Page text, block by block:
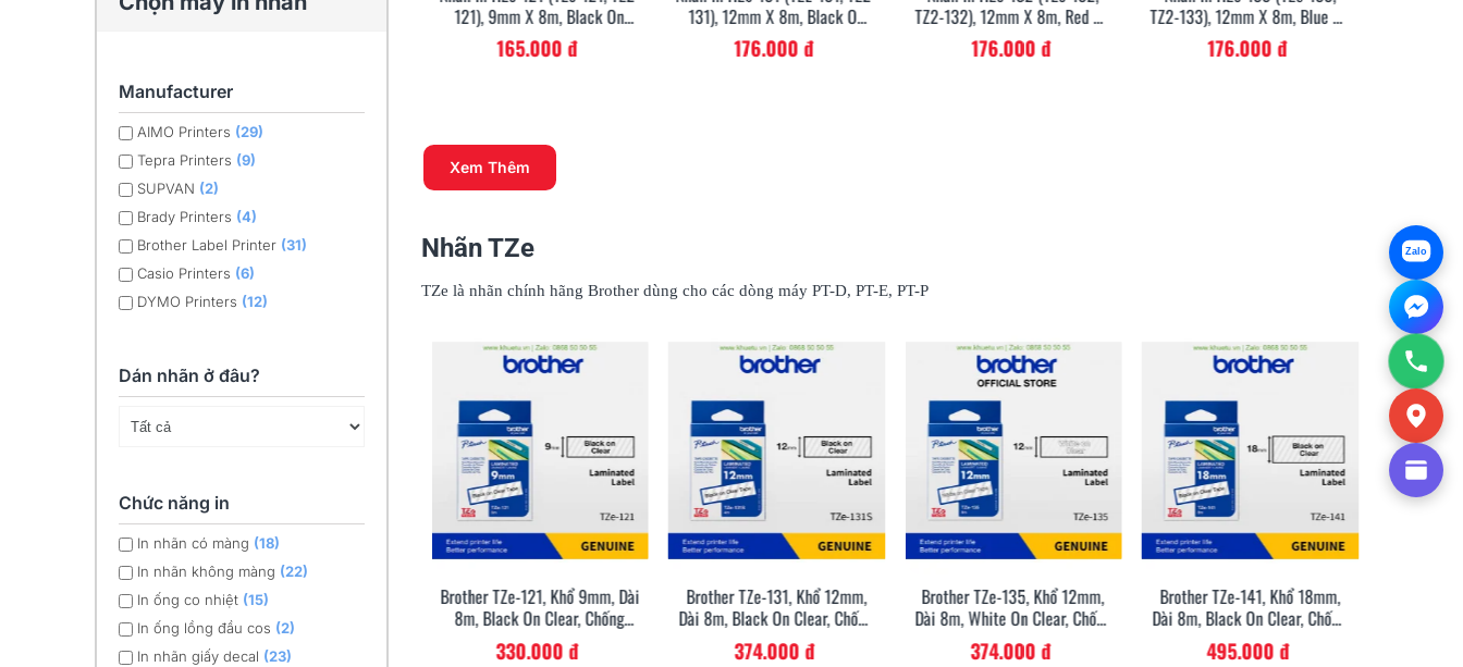
Manufacturer
AIMO Printers (29)
Tepra Printers (9)
SUPVAN (2)
Brady Printers (4)
Brother Label Printer (31)
Casio Printers (6)
DYMO Printers (12)
Dán nhãn ở đâu?
Chức năng in
In nhãn có màng (18)
In nhãn không màng (22)
In ống co nhiệt (15)
In ống lồng đầu cos (2)
In nhãn giấy decal (23)
111), 6mm X 8m, Black On
121), 9mm X 8m, Black On
Clear
165.000 đ
131), 12mm X 8m, Black On
Clear
176.000 đ
TZ2-132), 12mm X 8m, Red On
Clear
176.000 đ
TZ2-133), 12mm X 8m, Blue On
Clear
176.000 đ
Xem Thêm
Nhãn TZe
TZe là nhãn chính hãng Brother dùng cho các dòng máy PT-D, PT-E, PT-P
Brother TZe-111, Khổ 6mm, Dài
8m, Black On Clear, Chống
Thấm Nước
297.000 đ
Xem Nhanh
Brother TZe-121, Khổ 9mm, Dài
8m, Black On Clear, Chống
Thấm Nước
330.000 đ
Xem Nhanh
Brother TZe-131, Khổ 12mm,
Dài 8m, Black On Clear, Chống
Thấm Nước
374.000 đ
Xem Nhanh
Brother TZe-135, Khổ 12mm,
Dài 8m, White On Clear, Chống
Thấm Nước
374.000 đ
Xem Nhanh
Brother TZe-141, Khổ 18mm,
Dài 8m, Black On Clear, Chống
Thấm Nước
495.000 đ
Zalo